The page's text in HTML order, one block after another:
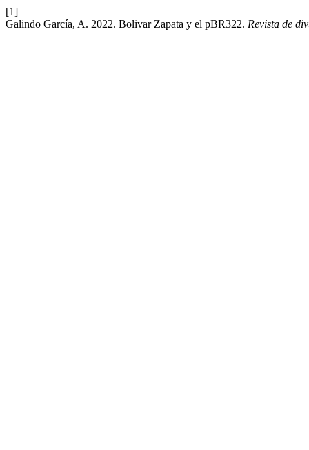
[1]
Galindo García, A. 2022. Bolivar Zapata y el pBR322. Revista de